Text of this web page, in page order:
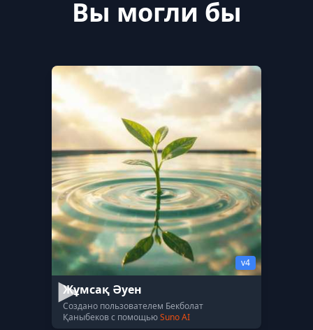
Вы могли бы
v4
Жұмсақ Әуен
Создано пользователем Бекболат
Қаныбеков с помощьюSuno AI